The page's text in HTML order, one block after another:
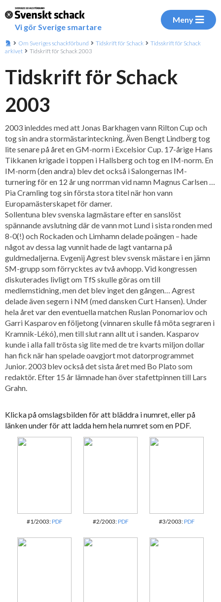
Vi gör Sverige smartare
Meny
Om Sveriges schackförbund Tidskrift för Schack
Tidsskrift för Schack
arkivet
Tidskrift för Schack 2003
Tidskrift för Schack
2003
2003 inleddes med att Jonas Barkhagen vann Rilton Cup och
tog sin andra stormästarinteckning. Även Bengt Lindberg tog
lite senare på året en GM-norm i Excelsior Cup. 17-årige Hans
Tikkanen krigade i toppen i Hallsberg och tog en IM-norm. En
IM-norm (den andra) blev det också i Salongernas IM-
turnering för en 12 år ung norrman vid namn Magnus Carlsen …
Pia Cramling tog sin första stora titel när hon vann
Europamästerskapet för damer.
Sollentuna blev svenska lagmästare efter en sanslöst
spännande avslutning där de vann mot Lund i sista ronden med
8-0(!) och Rockaden och Limhamn delade poängen – hade
något av dessa lag vunnit hade de lagt vantarna på
guldmedaljerna. Evgenij Agrest blev svensk mästare i en jämn
SM-grupp som förrycktes av två avhopp. Vid kongressen
diskuterades livligt om TfS skulle göras om till
medlemstidning, men det blev inget den gången… Agrest
delade även segern i NM (med dansken Curt Hansen). Under
hela året var den eventuella matchen Ruslan Ponomariov och
Garri Kasparov en följetong (vinnaren skulle få möta segraren i
Kramnik-Lékó), men till slut rann allt ut i sanden. Kasparov
kunde i alla fall trösta sig lite med de tre kvarts miljon dollar
han fick när han spelade oavgjort mot datorprogrammet
Junior. 2003 blev också det sista året med Bo Plato som
redaktör. Efter 15 år lämnade han över stafettpinnen till Lars
Grahn.
Klicka på omslagsbilden för att bläddra i numret, eller på
länken under för att ladda hem hela numret som en PDF.
#1/2003:PDF #2/2003:PDF #3/2003:PDF